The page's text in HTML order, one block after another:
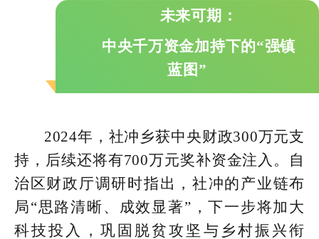
未来可期：
中央千万资金加持下的“强镇
蓝图”
2024年，社冲乡获中央财政300万元支
持，后续还将有700万元奖补资金注入。自
治区财政厅调研时指出，社冲的产业链布
局“思路清晰、成效显著”，下一步将加大
科技投入，巩固脱贫攻坚与乡村振兴衔